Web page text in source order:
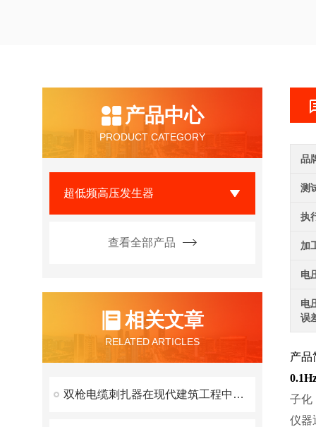
产品中心
PRODUCT CATEGORY
超低频高压发生器
查看全部产品
相关文章
RELATED ARTICLES
双枪电缆刺扎器在现代建筑工程中的应用
品
测
执
加
电
电
误
产品
子化
仪器